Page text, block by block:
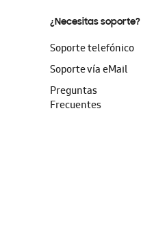
¿Necesitas soporte?
Soporte telefónico
Soporte vía eMail
Preguntas
Frecuentes